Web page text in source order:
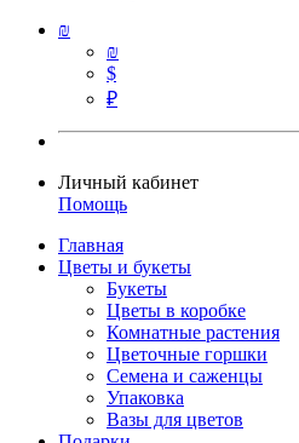
₪
₪
$
₽
Личный кабинет
Помощь
Главная
Цветы и букеты
Букеты
Цветы в коробке
Комнатные растения
Цветочные горшки
Семена и саженцы
Упаковка
Вазы для цветов